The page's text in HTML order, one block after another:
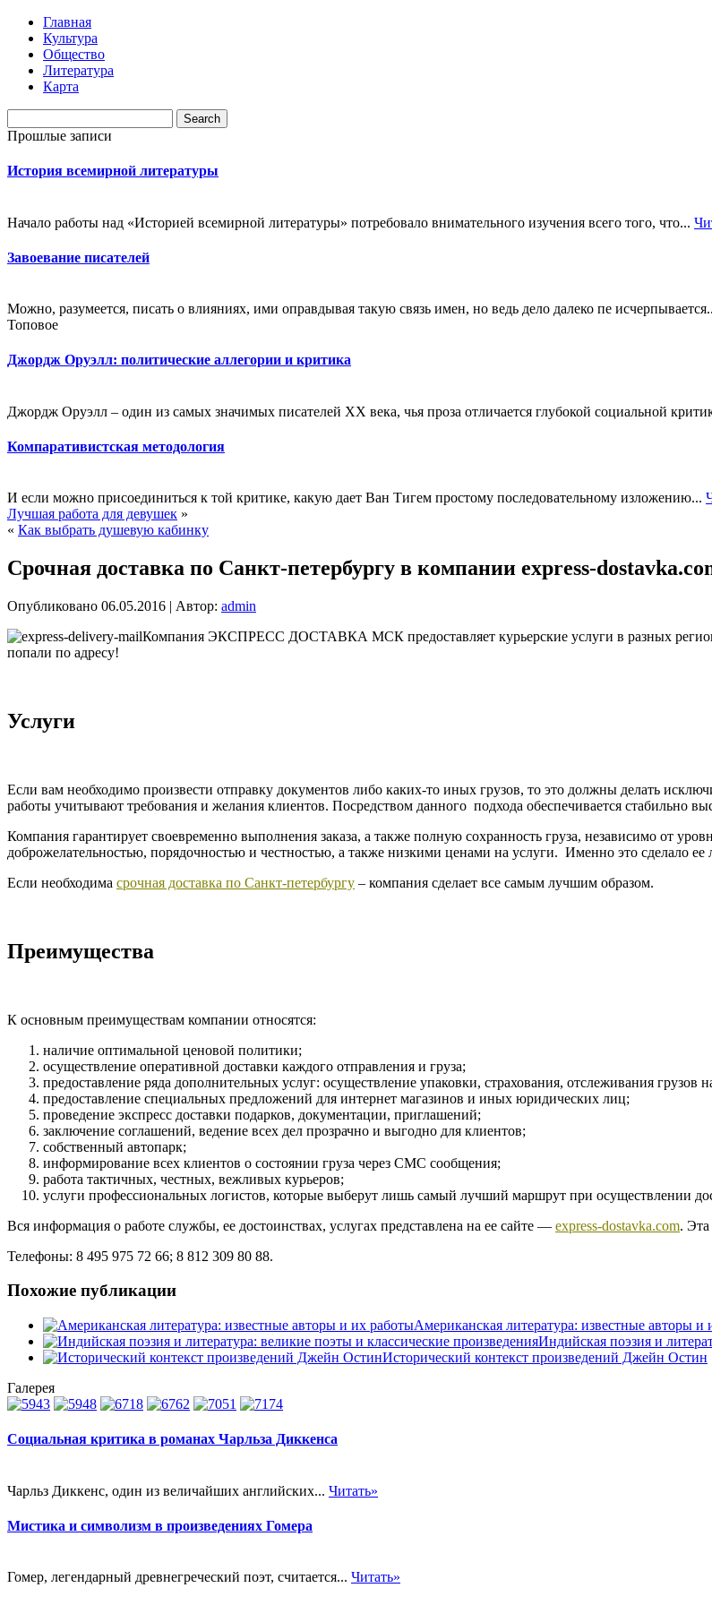
Главная
Культура
Общество
Литература
Карта
Прошлые записи
История всемирной литературы
Начало работы над «Историей всемирной литературы» потребовало внимательного изучения всего того, что...
Завоевание писателей
Можно, разумеется, писать о влияниях, ими оправдывая такую связь имен, но ведь дело далеко пе
Топовое
Джордж Оруэлл: политические аллегории и критика
Джордж Оруэлл – один из самых значимых писателей XX века, чья проза отличается глубокой социальной
Компаративистская методология
И если можно присоединиться к той критике, какую дает Ван Тигем простому последовательному изложению...
Лучшая работа для девушек »
« Как выбрать душевую кабинку
Срочная доставка по Cанкт-петербургу в компании express-
Опубликовано 06.05.2016 | Автор: admin
Компания ЭКСПРЕСС ДОСТАВКА МСК предоставляет курьерские услуги в разных
попали по адресу!
Услуги
Если вам необходимо произвести отправку документов либо каких-то иных грузов, то это должны делать
работы учитывают требования и желания клиентов. Посредством данного подхода обеспечивается стабильно
Компания гарантирует своевременно выполнения заказа, а также полную сохранность груза, независимо от
доброжелательностью, порядочностью и честностью, а также низкими ценами на услуги. Именно это сделало ее
Если необходима срочная доставка по Санкт-петербургу – компания сделает все самым лучшим образом.
Преимущества
К основным преимуществам компании относятся:
наличие оптимальной ценовой политики;
осуществление оперативной доставки каждого отправления и груза;
предоставление ряда дополнительных услуг: осуществление упаковки, страхования, отслеживания грузов
предоставление специальных предложений для интернет магазинов и иных юридических лиц;
проведение экспресс доставки подарков, документации, приглашений;
заключение соглашений, ведение всех дел прозрачно и выгодно для клиентов;
собственный автопарк;
информирование всех клиентов о состоянии груза через СМС сообщения;
работа тактичных, честных, вежливых курьеров;
услуги профессиональных логистов, которые выберут лишь самый лучший маршрут при осуществлении
Вся информация о работе службы, ее достоинствах, услугах представлена на ее сайте — express-dostavka.com.
Телефоны: 8 495 975 72 66; 8 812 309 80 88.
Похожие публикации
Американская литература: известные авторы и
Индийская поэзия и
Исторический контекст произведений Джейн Остин
Галерея
Социальная критика в романах Чарльза Диккенса
Чарльз Диккенс, один из величайших английских... Читать»
Мистика и символизм в произведениях Гомера
Гомер, легендарный древнегреческий поэт, считается... Читать»